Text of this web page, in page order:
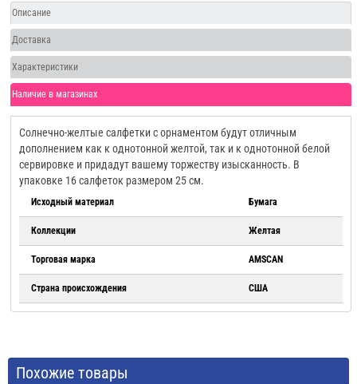
Описание
Доставка
Характеристики
Наличие в магазинах
Солнечно-желтые салфетки с орнаментом будут отличным
дополнением как к однотонной желтой, так и к однотонной белой
сервировке и придадут вашему торжеству изысканность. В
упаковке 16 салфеток размером 25 см.
Исходный материал Бумага
Коллекции Желтая
Торговая марка AMSCAN
Страна происхождения США
Похожие товары